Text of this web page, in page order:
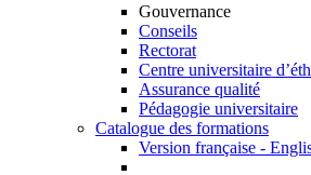
Gouvernance
Conseils
Rectorat
Centre universitaire
Assurance qualité
Pédagogie universitaire
Catalogue des formations
Version française -